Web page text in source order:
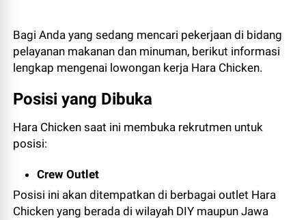
Bagi Anda yang sedang mencari pekerjaan di bidang
pelayanan makanan dan minuman, berikut informasi
lengkap mengenai lowongan kerja Hara Chicken.
Posisi yang Dibuka
Hara Chicken saat ini membuka rekrutmen untuk
posisi:
Crew Outlet
Posisi ini akan ditempatkan di berbagai outlet Hara
Chicken yang berada di wilayah DIY maupun Jawa